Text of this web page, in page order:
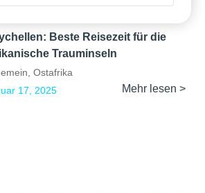
Beste Reisezeit für die
Trauminseln
, Ostafrika
17, 2025
Mehr lesen >